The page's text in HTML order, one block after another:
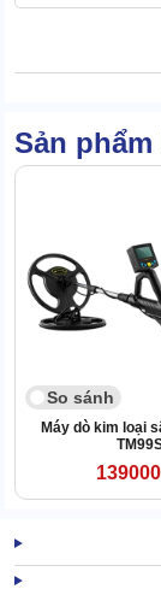
2/ Mô tả
lòng đất
Sản
So sánh
Máy dò kim loại